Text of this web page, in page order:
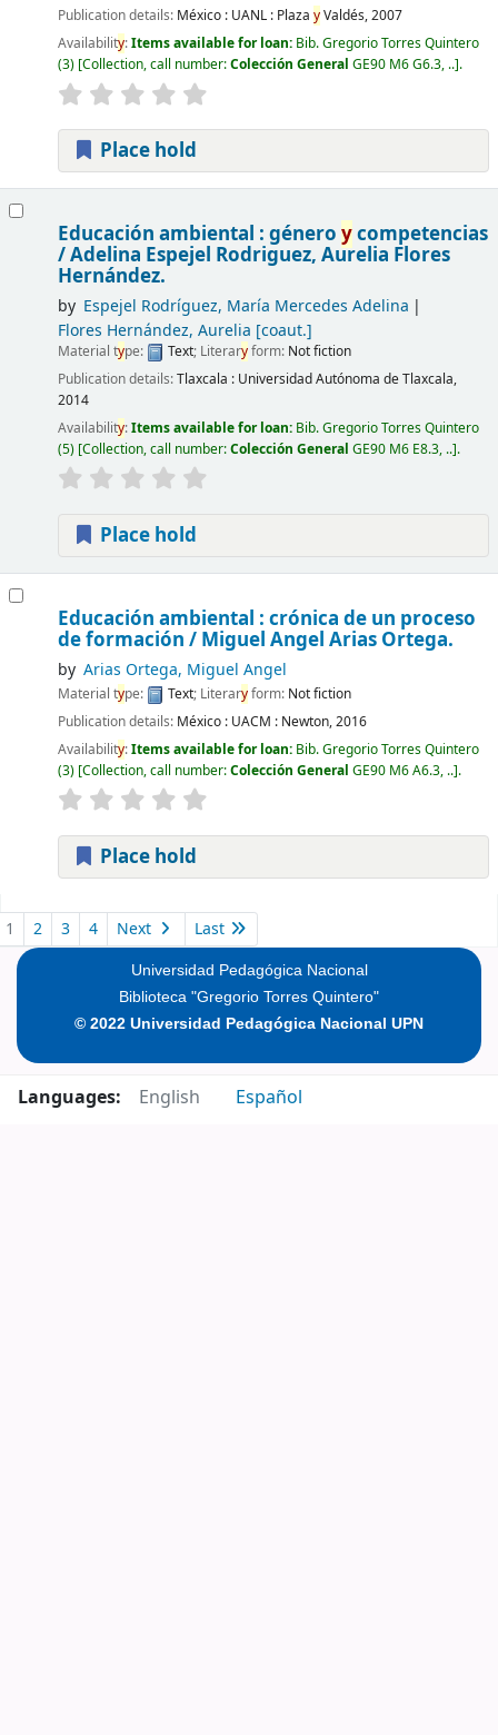
Publication details: México : UANL : Plaza yValdés,2007
Availability:Items available for loan: Bib. Gregorio Torres Quintero
(3) Collection, call number:Colección General GE90 M6 G6.3, .. .
Place hold
Educación ambiental : género ycompetencias
/Adelina Espejel Rodriguez, Aurelia Flores
Hernández.
by Espejel Rodríguez, María Mercedes Adelina
Flores Hernández, Aurelia [coaut.]
Material type: Text; Literaryform: Not fiction
Publication details:Tlaxcala : Universidad Autónoma de Tlaxcala,
2014
Availability:Items available for loan: Bib. Gregorio Torres Quintero
(5) Collection, call number:Colección General GE90 M6 E8.3, .. .
Place hold
Educación ambiental : crónica de un proceso
de formación / Miguel Angel Arias Ortega.
by Arias Ortega, Miguel Angel
Material type: Text; Literaryform: Not fiction
Publication details: México : UACM : Newton,2016
Availability:Items available for loan: Bib. Gregorio Torres Quintero
(3) Collection, call number:Colección General GE90 M6 A6.3, .. .
Place hold
1 2 3 4 Next Last
Universidad Pedagógica Nacional
Biblioteca "Gregorio Torres Quintero"
© 2022 Universidad Pedagógica Nacional UPN
Languages: English Español